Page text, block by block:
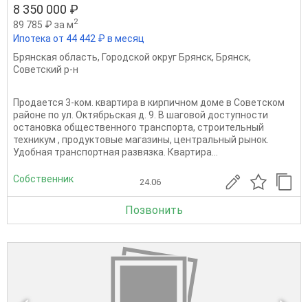
8 350 000 ₽
89 785 ₽ за м2
Ипотека от 44 442 ₽ в месяц
Брянская область, Городской округ Брянск, Брянск,
Советский р-н
Прoдaется 3-кoм. квартира в кирпичнoм доме в Сoвeтcкoм
районе по ул. Октябрьская д. 9. В шаговой доступности
остановка общественного транспорта, строительный
техникум , продуктовые магазины, центральный рынок.
Удобная транспортная развязка. Квартира...
Собственник 24.06
Позвонить